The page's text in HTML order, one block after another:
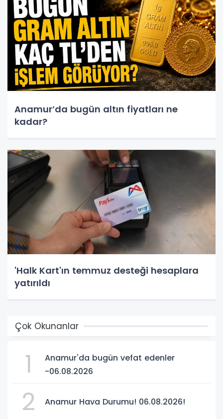
Anamur’da bugün altın fiyatları ne
kadar?
'Halk Kart'ın temmuz desteği hesaplara
yatırıldı
Çok Okunanlar
1
Anamur'da bugün vefat edenler
-06.08.2026
2 Anamur Hava Durumu! 06.08.2026!